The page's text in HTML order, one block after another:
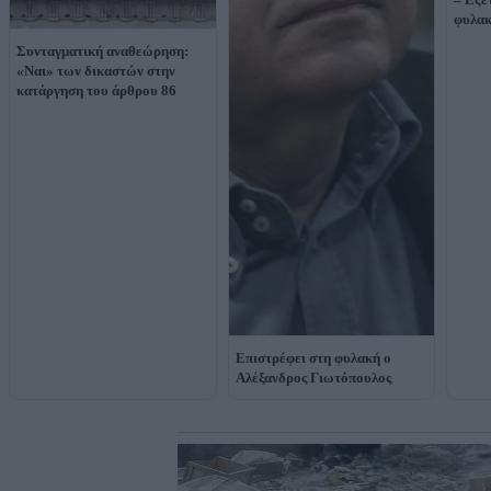
Συνταγματική αναθεώρηση:
«Ναι» των δικαστών στην
κατάργηση του άρθρου 86
Επιστρέφει στη φυλακή ο
Αλέξανδρος Γιωτόπουλος